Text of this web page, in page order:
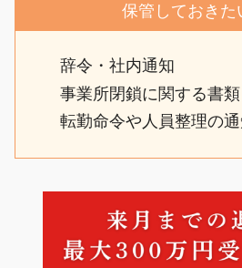
保管しておきた
辞令・社内通知
事業所閉鎖に関する書類
転勤命令や人員整理の